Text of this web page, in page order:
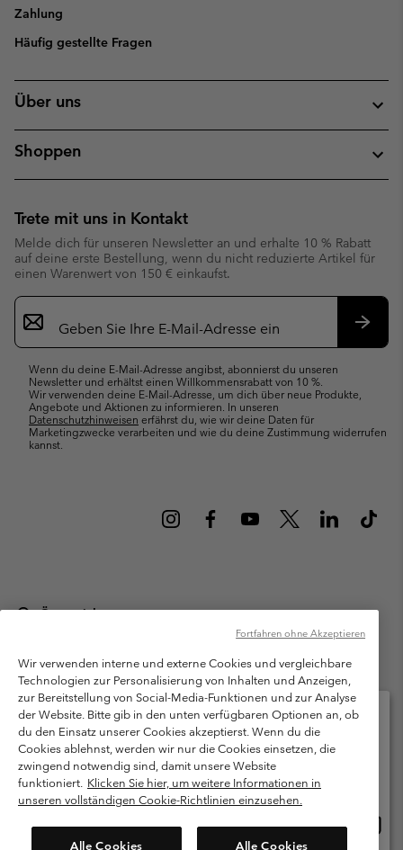
Zahlung
Häufig gestellte Fragen
Über uns
Shoppen
Trete mit uns in Kontakt
Melde dich für unseren Newsletter an und erhalte 10 % Rabatt
auf deine erste Bestellung, wenn du nicht reduzierte Artikel für
einen Warenwert von 150 € einkaufst.
Newsletter-
Anmeldung
Wenn du deine E-Mail-Adresse angibst, abonnierst du unseren
Newsletter und erhältst einen Willkommensrabatt von 10 %.
Wir verwenden deine E-Mail-Adresse, um dich über neue Produkte,
Angebote und Aktionen zu informieren. In unseren
Datenschutzhinweisen erfährst du, wie wir deine Daten für
Marketingzwecke verarbeiten und wie du deine Zustimmung widerrufen
kannst.
Österreich
Columbia Sportswear Austria GmbH. Moosfeldstraße 1, 5101
Bergheim, Salzburg Österreich. Alle Rechte vorbehalten.
Nutzungsbedingungen
Allgemeine Verkaufsbedingungen
Garantie
Datenschutzerklärung
Bestimmungen und Bedingungen des Mitglieder Programms
Nutzungsbedingungen Für Nutzergenerierte Inhalte
Cookies
Kundenservice: Mo- Fr. 9:00 - 13:00 & 14:00- 18:00 Uhr
Wir verwenden interne und externe Cookies und vergleichbare
Technologien zur Personalisierung von Inhalten und Anzeigen,
zur Bereitstellung von Social-Media-Funktionen und zur Analyse
der Website. Bitte gib in den unten verfügbaren Optionen an, ob
du den Einsatz unserer Cookies akzeptierst. Wenn du die
Cookies ablehnst, werden wir nur die Cookies einsetzen, die
zwingend notwendig sind, damit unsere Website
funktioniert. Klicken Sie hier, um weitere Informationen in
unseren vollständigen Cookie-Richtlinien einzusehen.
Alle Cookies Alle Cookies
Fortfahren ohne Akzeptieren
Bitte wählen Sie Ihr Lieferland und Ihre Sprache
Online-Einkauf verfügbar